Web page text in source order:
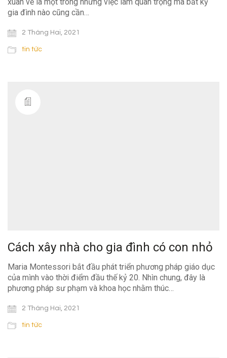
xuân về là một trong những việc làm quan trọng mà bất kỳ
gia đình nào cũng cần…
2 Tháng Hai, 2021
tin tức
Cách xây nhà cho gia đình có con nhỏ
Maria Montessori bắt đầu phát triển phương pháp giáo dục
của mình vào thời điểm đầu thế kỷ 20. Nhìn chung, đây là
phương pháp sư phạm và khoa học nhằm thúc…
2 Tháng Hai, 2021
tin tức